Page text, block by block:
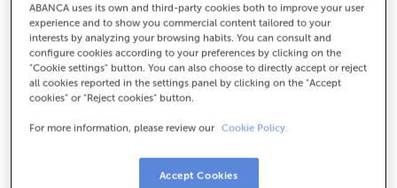
971686862
Cómo llegar
Gestiones comerciales
8:15 a 14:00.
ABANCA uses its own and third-party cookies both to improve your user
experience and to show you commercial content tailored to your
interests by analyzing your browsing habits. You can consult and
configure cookies according to your preferences by clicking on the
"Cookie settings" button. You can also choose to directly accept or reject
all cookies reported in the settings panel by clicking on the "Accept
cookies" or "Reject cookies" button.
For more information, please review our Cookie Policy.
Accept Cookies